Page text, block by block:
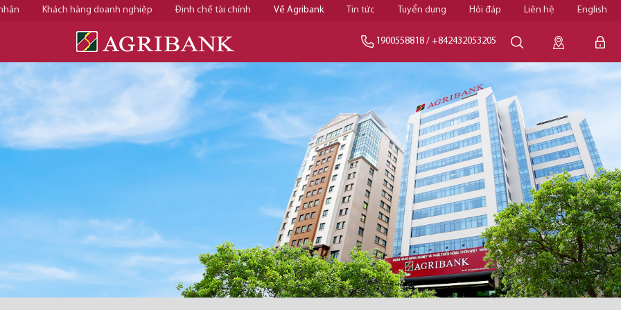
Khách hàng doanh nghiệp Định chế tài chính Về Agribank Tin tức Tuyển dụng Hỏi đáp Liên hệ English
1900558818 / +842432053205